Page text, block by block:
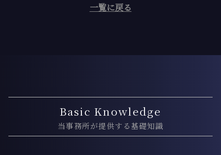
一覧に戻る
Basic Knowledge
当事務所が提供する基礎知識